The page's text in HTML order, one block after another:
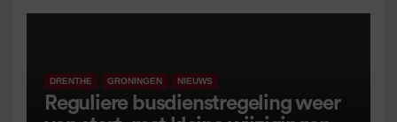
DRENTHE GRONINGEN NIEUWS
Reguliere busdienstregeling weer